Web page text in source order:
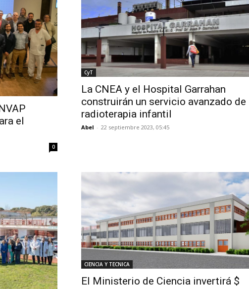
el
0
CyT
La CNEA y el Hospital Garrahan
construirán un servicio avanzado de
radioterapia infantil
Abel - 22 septiembre 2023, 05:45
CIENCIA Y TECNICA
El Ministerio de Ciencia invertirá $